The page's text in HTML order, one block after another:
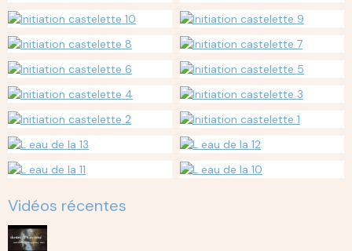
Vidéos récentes